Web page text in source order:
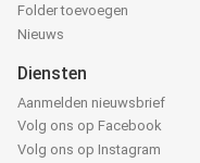
Folder toevoegen
Nieuws
Diensten
Aanmelden nieuwsbrief
Volg ons op Facebook
Volg ons op Instagram